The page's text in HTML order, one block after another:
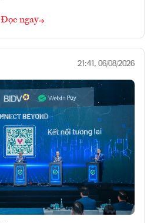
Đọc ngay
21:41, 06/08/2026